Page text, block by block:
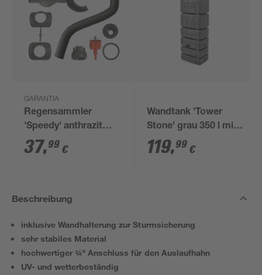
GARANTIA
Regensammler
'Speedy' anthrazit
inkl. Zubehör
37,99 €
Wandtank 'Tower
Stone' grau 350 l mit
Hahn
119,99 €
Beschreibung
inklusive Wandhalterung zur Sturmsicherung
sehr stabiles Material
hochwertiger ¾" Anschluss für den Auslaufhahn
UV- und wetterbeständig